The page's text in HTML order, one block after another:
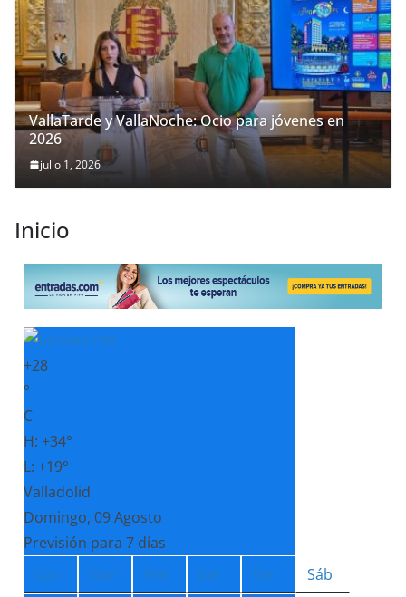
VallaTarde y VallaNoche: Ocio para jóvenes en
2026
julio 1, 2026
Inicio
+28
°
C
H: +34°
L: +19°
Valladolid
Domingo, 09 Agosto
Previsión para 7 días
Lun
Mar Mié Jue Vie Sáb